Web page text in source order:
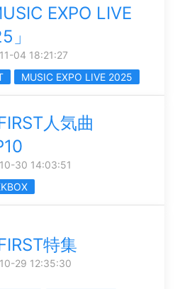
EXPO LIVE
」
04 18:21:27
MUSIC EXPO LIVE 2025
人気曲
30 14:03:51
特集
29 12:35:30